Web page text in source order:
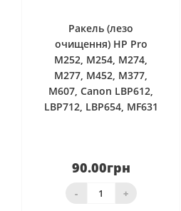
Ракель (лезо
очищення) HP Pro
M252, M254, M274,
M277, M452, M377,
M607, Canon LBP612,
LBP712, LBP654, MF631
90.00грн
- +
товар закінчився